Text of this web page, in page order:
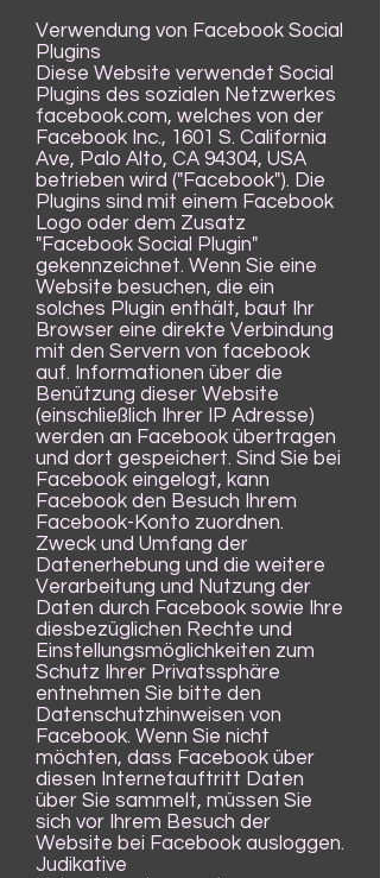
Verwendung von Facebook Social
Plugins
Diese Website verwendet Social
Plugins des sozialen Netzwerkes
facebook.com, welches von der
Facebook Inc., 1601 S. California
Ave, Palo Alto, CA 94304, USA
betrieben wird ("Facebook"). Die
Plugins sind mit einem Facebook
Logo oder dem Zusatz
"Facebook Social Plugin"
gekennzeichnet. Wenn Sie eine
Website besuchen, die ein
solches Plugin enthält, baut Ihr
Browser eine direkte Verbindung
mit den Servern von facebook
auf. Informationen über die
Benützung dieser Website
(einschließlich Ihrer IP Adresse)
werden an Facebook übertragen
und dort gespeichert. Sind Sie bei
Facebook eingelogt, kann
Facebook den Besuch Ihrem
Facebook-Konto zuordnen.
Zweck und Umfang der
Datenerhebung und die weitere
Verarbeitung und Nutzung der
Daten durch Facebook sowie Ihre
diesbezüglichen Rechte und
Einstellungsmöglichkeiten zum
Schutz Ihrer Privatssphäre
entnehmen Sie bitte den
Datenschutzhinweisen von
Facebook. Wenn Sie nicht
möchten, dass Facebook über
diesen Internetauftritt Daten
über Sie sammelt, müssen Sie
sich vor Ihrem Besuch der
Website bei Facebook ausloggen.
Judikative